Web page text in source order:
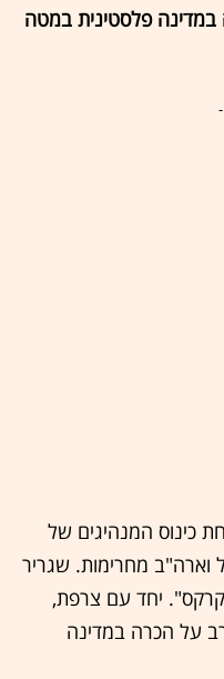
במדינה פלסטינית במטה
כינוס המנהיגים של
מחרימות. שגריר
"קרקס". יחד עם צרפת,
על הכרה במדינה